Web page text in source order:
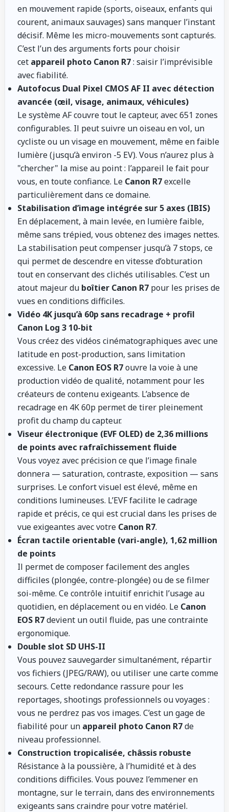
en mouvement rapide (sports, oiseaux, enfants qui
courent, animaux sauvages) sans manquer l’instant
décisif. Même les micro-mouvements sont capturés.
C’est l’un des arguments forts pour choisir
cet appareil photo Canon R7: saisir l’imprévisible
avec fiabilité.
Autofocus Dual Pixel CMOS AF II avec détection
avancée (œil, visage, animaux, véhicules)
Le système AF couvre tout le capteur, avec 651 zones
configurables. Il peut suivre un oiseau en vol, un
cycliste ou un visage en mouvement, même en faible
lumière (jusqu’à environ -5 EV). Vous n’aurez plus à
"chercher" la mise au point : l’appareil le fait pour
vous, en toute confiance. Le Canon R7excelle
particulièrement dans ce domaine.
Stabilisation d’image intégrée sur 5 axes (IBIS)
En déplacement, à main levée, en lumière faible,
même sans trépied, vous obtenez des images nettes.
La stabilisation peut compenser jusqu’à 7 stops, ce
qui permet de descendre en vitesse d’obturation
tout en conservant des clichés utilisables. C’est un
atout majeur du boîtier Canon R7 pour les prises de
vues en conditions difficiles.
Vidéo 4K jusqu’à 60p sans recadrage + profil
Canon Log 3 10-bit
Vous créez des vidéos cinématographiques avec une
latitude en post-production, sans limitation
excessive. Le Canon EOS R7ouvre la voie à une
production vidéo de qualité, notamment pour les
créateurs de contenu exigeants. L’absence de
recadrage en 4K 60p permet de tirer pleinement
profit du champ du capteur.
Viseur électronique (EVF OLED) de 2,36 millions
de points avec rafraîchissement fluide
Vous voyez avec précision ce que l’image finale
donnera — saturation, contraste, exposition — sans
surprises. Le confort visuel est élevé, même en
conditions lumineuses. L’EVF facilite le cadrage
rapide et précis, ce qui est crucial dans les prises de
vue exigeantes avec votre Canon R7.
Écran tactile orientable (vari-angle), 1,62 million
de points
Il permet de composer facilement des angles
difficiles (plongée, contre-plongée) ou de se filmer
soi-même. Ce contrôle intuitif enrichit l’usage au
quotidien, en déplacement ou en vidéo. Le Canon
EOS R7devient un outil fluide, pas une contrainte
ergonomique.
Double slot SD UHS-II
Vous pouvez sauvegarder simultanément, répartir
vos fichiers (JPEG/RAW), ou utiliser une carte comme
secours. Cette redondance rassure pour les
reportages, shootings professionnels ou voyages :
vous ne perdrez pas vos images. C’est un gage de
fiabilité pour un appareil photo Canon R7de
niveau professionnel.
Construction tropicalisée, châssis robuste
Résistance à la poussière, à l’humidité et à des
conditions difficiles. Vous pouvez l’emmener en
montagne, sur le terrain, dans des environnements
exigeants sans craindre pour votre matériel.